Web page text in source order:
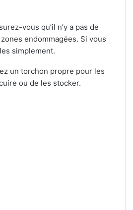
vous qu’il n’y a pas de
endommagées. Si vous
simplement.
un torchon propre pour les
ou de les stocker.